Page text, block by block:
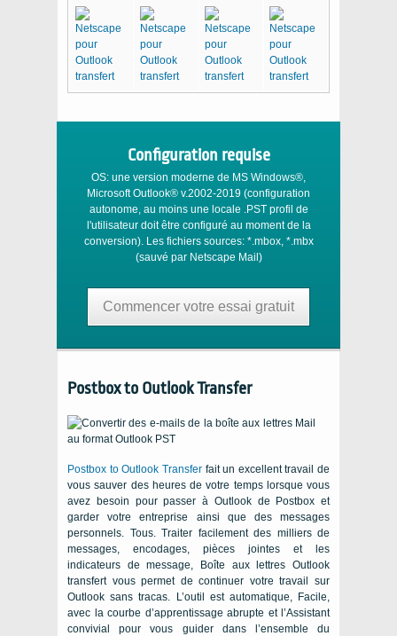
Configuration requise
OS: une version moderne de MS Windows®,
Microsoft Outlook® v.2002-2019 (configuration
autonome, au moins une locale .PSTprofil de
l'utilisateur doit être configuré au moment de la
conversion). Les fichiers sources: *.mbox, *.mbx
(sauvé par Netscape Mail )
Commencer votre essai gratuit
Postbox to Outlook Transfer
Postbox to Outlook Transferfait un excellent travail de
vous sauver des heures de votre temps lorsque vous
avez besoin pour passer à Outlook de Postbox et
garder votre entreprise ainsi que des messages
personnels. Tous. Traiter facilement des milliers de
messages, encodages, pièces jointes et les
indicateurs de message, Boîte aux lettres Outlook
transfert vous permet de continuer votre travail sur
Outlook sans tracas. L’outil est automatique, Facile,
avec la courbe d’apprentissage abrupte et l’Assistant
convivial pour vous guider dans l’ensemble du